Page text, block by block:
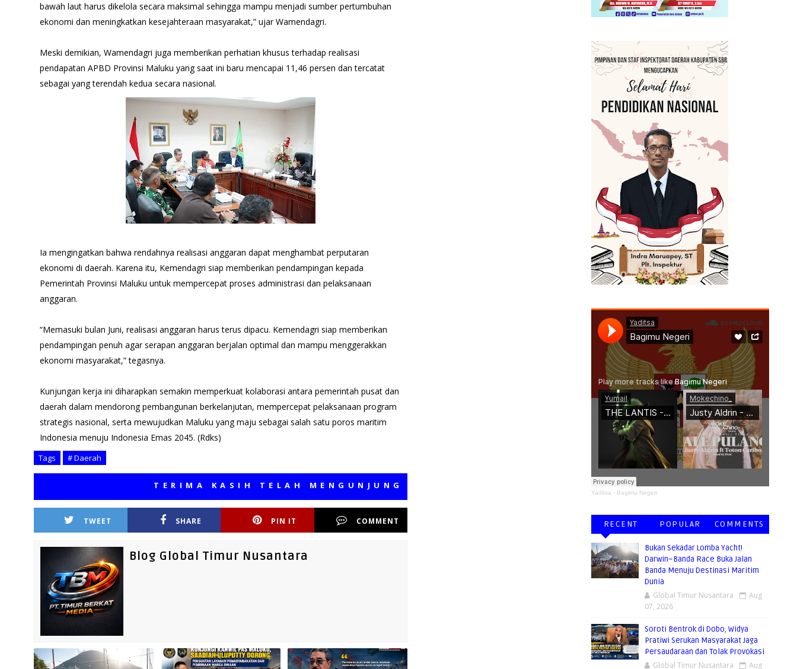
bawah laut harus dikelola secara maksimal sehingga mampu menjadi sumber pertumbuhan
ekonomi dan meningkatkan kesejahteraan masyarakat,” ujar Wamendagri.
Meski demikian, Wamendagri juga memberikan perhatian khusus terhadap realisasi
pendapatan APBD Provinsi Maluku yang saat ini baru mencapai 11,46 persen dan tercatat
sebagai yang terendah kedua secara nasional.
Ia mengingatkan bahwa rendahnya realisasi anggaran dapat menghambat perputaran
ekonomi di daerah. Karena itu, Kemendagri siap memberikan pendampingan kepada
Pemerintah Provinsi Maluku untuk mempercepat proses administrasi dan pelaksanaan
anggaran.
“Memasuki bulan Juni, realisasi anggaran harus terus dipacu. Kemendagri siap memberikan
pendampingan penuh agar serapan anggaran berjalan optimal dan mampu menggerakkan
ekonomi masyarakat,” tegasnya.
Kunjungan kerja ini diharapkan semakin memperkuat kolaborasi antara pemerintah pusat dan
daerah dalam mendorong pembangunan berkelanjutan, mempercepat pelaksanaan program
strategis nasional, serta mewujudkan Maluku yang maju sebagai salah satu poros maritim
Indonesia menuju Indonesia Emas 2045. (Rdks)
Tags # Daerah
TERIMA KASIH TELAH MENGUNJUNGI MEDIA KAMI, SEMOGA BERMANFAAT
TWEET SHARE PIN IT COMMENT
Blog Global Timur Nusantara
Yaditsa · Bagimu Negeri
RECENT POPULAR COMMENTS
Bukan Sekadar Lomba Yacht!
Darwin–Banda Race Buka Jalan
Banda Menuju Destinasi Maritim
Dunia
Global Timur Nusantara
Aug
07, 2026
Soroti Bentrok di Dobo, Widya
Pratiwi Serukan Masyarakat Jaga
Persaudaraan dan Tolak Provokasi
Global Timur Nusantara Aug